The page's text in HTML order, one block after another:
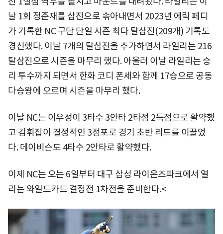
날 1회 정준재를 삼진으로 솎아내면서 2023년 에릭 페디
가 기록한 NC 구단 단일 시즌 최다 탈삼진(209개) 기록도
경신했다. 이날 7개의 탈삼진을 추가하면서 라일리는 216
탈삼진으로 시즌을 마무리 했다. 아울러 이날 라일리는 승
리 투수까지 되면서 한화 코디 폰세와 함께 17승으로 공동
다승왕에 오르며 시즌을 마무리 했다.
이날 NC는 이우성이 3타수 3안타 2타점 2득점으로 활약했
고 김휘집이 결정적인 3점포로 경기 초반 리드를 이끌었
다. 데이비슨도 4타수 2안타로 활약했다.
이제 NC는 오는 6일부터 대구 삼성 라이온즈파크에서 열
리는 와일드카드 결정전 1차전을 준비한다.<